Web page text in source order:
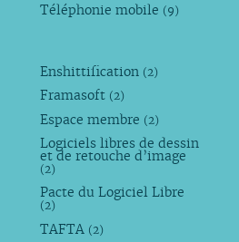
Téléphonie mobile (9)
Enshittification (2)
Framasoft (2)
Espace membre (2)
Logiciels libres de dessin
et de retouche d’image
(2)
Pacte du Logiciel Libre
(2)
TAFTA (2)